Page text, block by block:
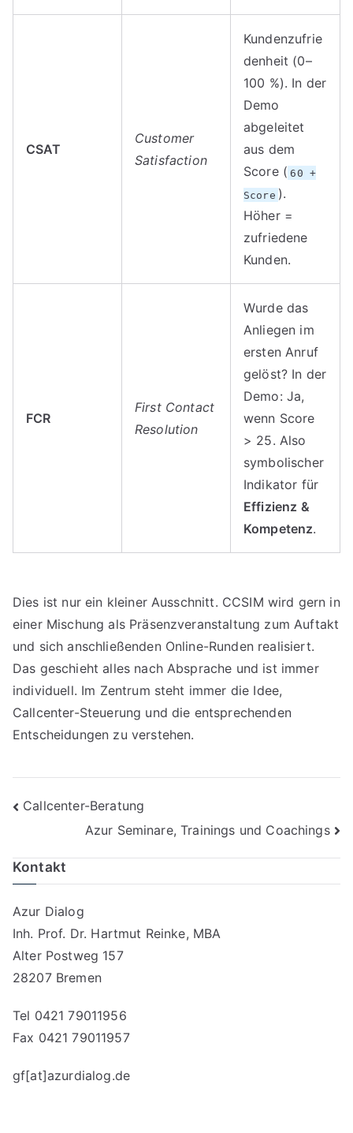
CSAT
Customer
Satisfaction
Kundenzufrie
denheit (0–
100 %). In der
Demo
abgeleitet
aus dem
Score ( 60 +
Score ).
Höher =
zufriedene
Kunden.
FCR
First Contact
Resolution
Wurde das
Anliegen im
ersten Anruf
gelöst? In der
Demo: Ja,
wenn Score
> 25. Also
symbolischer
Indikator für
Effizienz &
Kompetenz.
Dies ist nur ein kleiner Ausschnitt. CCSIM wird gern in
einer Mischung als Präsenzveranstaltung zum Auftakt
und sich anschließenden Online-Runden realisiert.
Das geschieht alles nach Absprache und ist immer
individuell. Im Zentrum steht immer die Idee,
Callcenter-Steuerung und die entsprechenden
Entscheidungen zu verstehen.
Beitragsnavigation
Callcenter-Beratung
Azur Seminare, Trainings und Coachings
Kontakt
Azur Dialog
Inh. Prof. Dr. Hartmut Reinke, MBA
Alter Postweg 157
28207 Bremen
Tel 0421 79011956
Fax 0421 79011957
gf[at]azurdialog.de